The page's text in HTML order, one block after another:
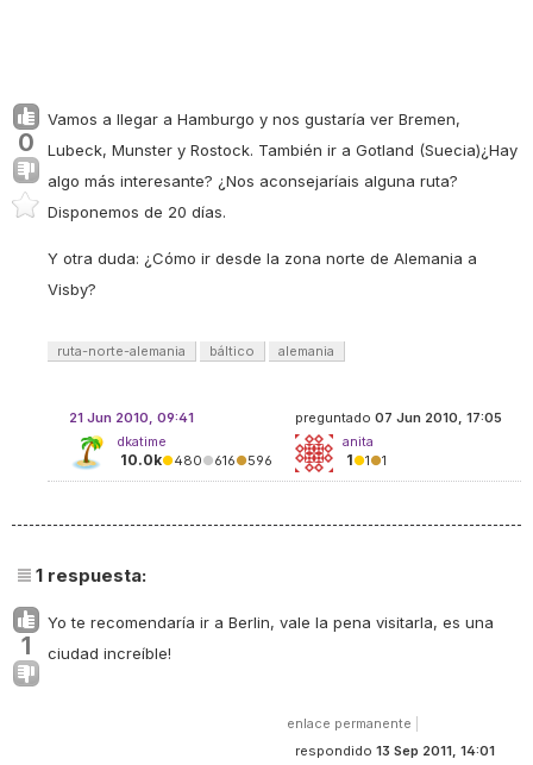
0
Vamos a llegar a Hamburgo y nos gustaría ver Bremen,
Lubeck, Munster y Rostock. También ir a Gotland (Suecia)¿Hay
algo más interesante? ¿Nos aconsejaríais alguna ruta?
Disponemos de 20 días.
Y otra duda: ¿Cómo ir desde la zona norte de Alemania a
Visby?
ruta-norte-alemania báltico alemania
preguntado 07 Jun 2010, 17:05
anita
1●1●1
21 Jun 2010, 09:41
dkatime
10.0k●480●616●596
1 respuesta:
1
Yo te recomendaría ir a Berlin, vale la pena visitarla, es una
ciudad increíble!
enlace permanente
respondido 13 Sep 2011, 14:01